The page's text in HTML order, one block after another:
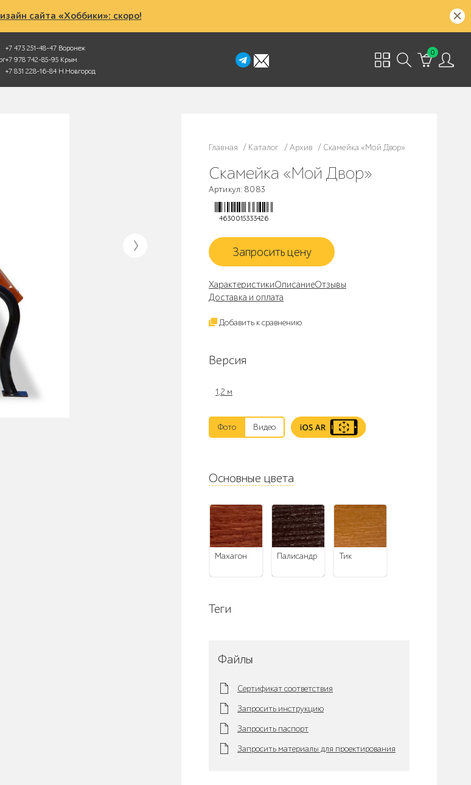
сайта «Хоббики»: скоро!
+7 473 251-48-47 Воронеж
+7 978 742-85-95 Крым
+7 831 228-16-84 Н.Новгород
0
Главная / Каталог /Архив / Скамейка «Мой Двор»
Скамейка «Мой Двор»
Артикул: 8083
4630015333426
Запросить цену
ХарактеристикиОписаниеОтзывы
Доставка и оплата
Добавить к сравнению
Версия
1,2 м
Фото Видео
Основные цвета
махагон палисандр тик
Теги
Файлы
Сертификат соответствия
Запросить инструкцию
Запросить паспорт
Запросить материалы для проектирования